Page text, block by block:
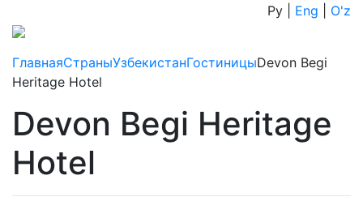
Ру
Eng O'z
ГлавнаяСтраныУзбекистанГостиницыDevon Begi
Heritage Hotel
Devon Begi Heritage
Hotel